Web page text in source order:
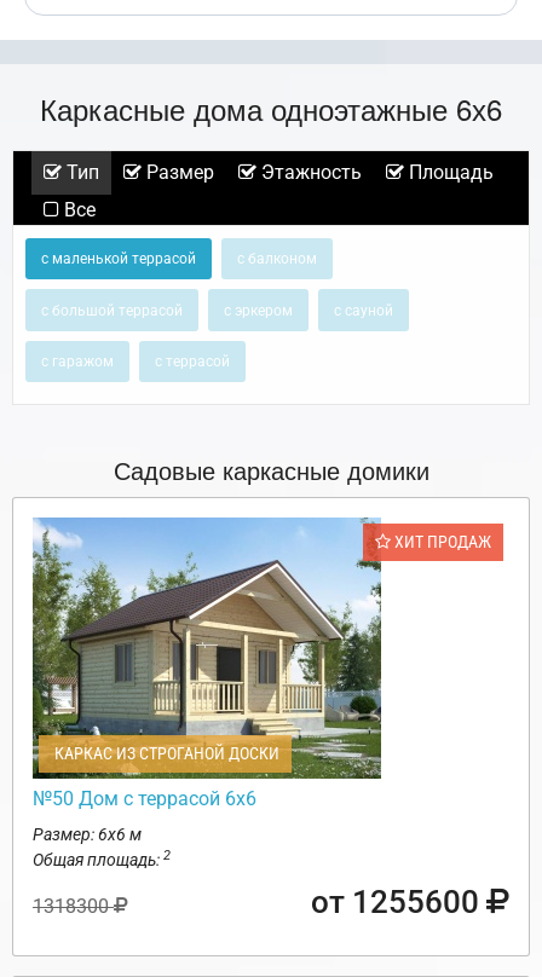
Каркасные дома одноэтажные 6х6
Тип Размер Этажность
Площадь
Все
с маленькой террасой с балконом
с большой террасой с эркером с сауной
с гаражом с террасой
Садовые каркасные домики
ХИТ ПРОДАЖ
КАРКАС ИЗ СТРОГАНОЙ ДОСКИ
№50 Дом с террасой 6х6
Размер: 6х6 м
Общая площадь: 2
1318300 от 1255600